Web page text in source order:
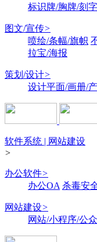
标识牌/胸牌/刻字
图文/宣传>
喷绘/条幅/旗帜
拉宝/海报
策划/设计>
设计平面/画册/
软件系统 | 网站建设
>
办公软件>
办公OA 杀毒安
网站建设>
网站/小程序/公